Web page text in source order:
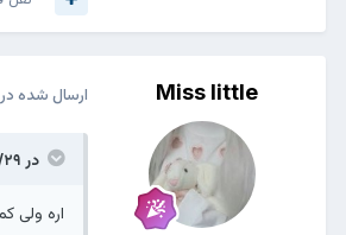
Miss little ارسال شده در
در ۱۴۰۳/۱/۲۹ در 12:16،
اره ولی